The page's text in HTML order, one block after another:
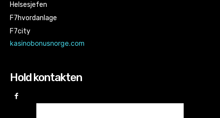
Helsesjefen
F7hvordanlage
F7city
kasinobonusnorge.com
Hold kontakten